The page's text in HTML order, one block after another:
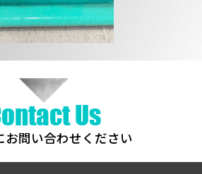
Us
お問い合わせください